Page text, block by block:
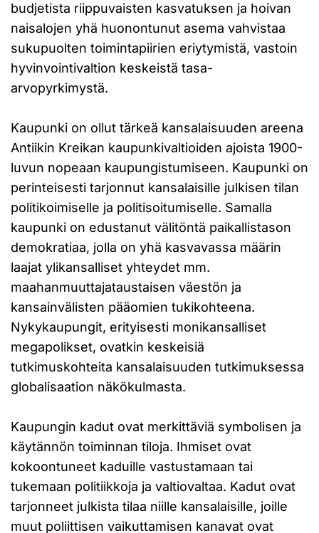
budjetista riippuvaisten kasvatuksen ja hoivan
naisalojen yhä huonontunut asema vahvistaa
sukupuolten toimintapiirien eriytymistä, vastoin
hyvinvointivaltion keskeistä tasa-
arvopyrkimystä.
Kaupunki on ollut tärkeä kansalaisuuden areena
Antiikin Kreikan kaupunkivaltioiden ajoista 1900-
luvun nopeaan kaupungistumiseen. Kaupunki on
perinteisesti tarjonnut kansalaisille julkisen tilan
politikoimiselle ja politisoitumiselle. Samalla
kaupunki on edustanut välitöntä paikallistason
demokratiaa, jolla on yhä kasvavassa määrin
laajat ylikansalliset yhteydet mm.
maahanmuuttajataustaisen väestön ja
kansainvälisten pääomien tukikohteena.
Nykykaupungit, erityisesti monikansalliset
megapolikset, ovatkin keskeisiä
tutkimuskohteita kansalaisuuden tutkimuksessa
globalisaation näkökulmasta.
Kaupungin kadut ovat merkittäviä symbolisen ja
käytännön toiminnan tiloja. Ihmiset ovat
kokoontuneet kaduille vastustamaan tai
tukemaan politiikkoja ja valtiovaltaa. Kadut ovat
tarjonneet julkista tilaa niille kansalaisille, joille
muut poliittisen vaikuttamisen kanavat ovat